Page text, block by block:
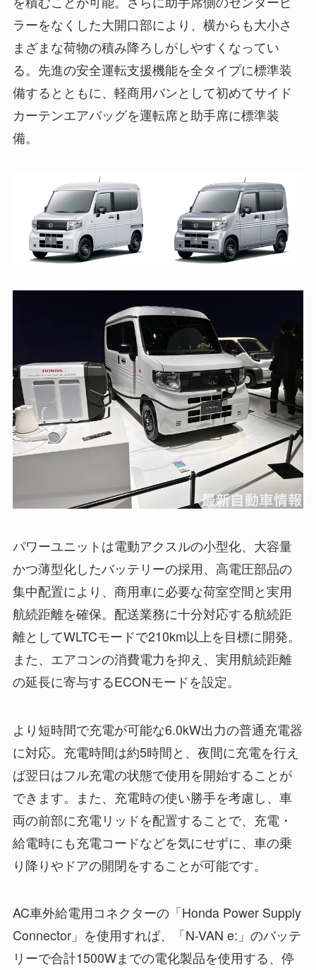
ラーをなくした大開口部により、横からも大小さ
まざまな荷物の積み降ろしがしやすくなってい
る。先進の安全運転支援機能を全タイプに標準装
備するとともに、軽商用バンとして初めてサイド
カーテンエアバッグを運転席と助手席に標準装
備。
パワーユニットは電動アクスルの小型化、大容量
かつ薄型化したバッテリーの採用、高電圧部品の
集中配置により、商用車に必要な荷室空間と実用
航続距離を確保。配送業務に十分対応する航続距
離としてWLTCモードで210km以上を目標に開発。
また、エアコンの消費電力を抑え、実用航続距離
の延長に寄与するECONモードを設定。
より短時間で充電が可能な6.0kW出力の普通充電器
に対応。充電時間は約5時間と、夜間に充電を行え
ば翌日はフル充電の状態で使用を開始することが
できます。また、充電時の使い勝手を考慮し、車
両の前部に充電リッドを配置することで、充電・
給電時にも充電コードなどを気にせずに、車の乗
り降りやドアの開閉をすることが可能です。
AC車外給電用コネクターの「Honda Power Supply
Connector」を使用すれば、「N-VAN e:」のバッテ
リーで合計1500Wまでの電化製品を使用する、停